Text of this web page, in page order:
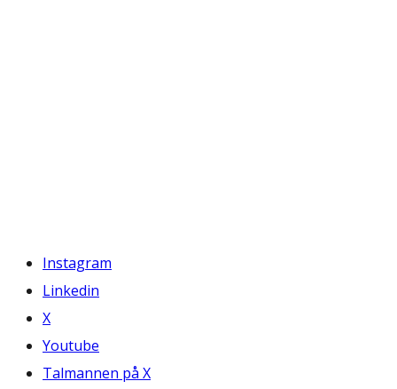
Instagram
Linkedin
X
Youtube
Talmannen på X